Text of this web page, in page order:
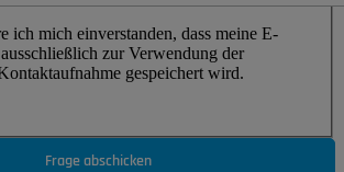
ich mich einverstanden, dass meine E-
zur Verwendung der
gespeichert wird.
Frage abschicken